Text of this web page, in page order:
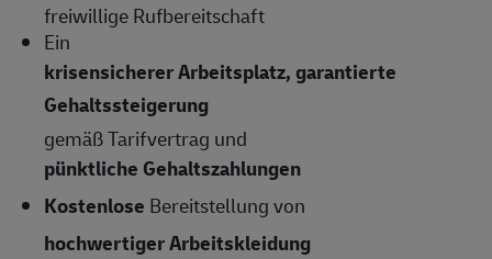
freiwillige Rufbereitschaft
Ein
krisensicherer Arbeitsplatz, garantierte
Gehaltssteigerung
gemäß Tarifvertrag und
pünktliche Gehaltszahlungen
Kostenlose Bereitstellung von
hochwertiger Arbeitskleidung